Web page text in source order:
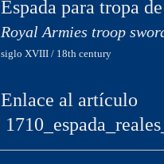
Espada para tropa
Royal Armies troop
siglo XVIII / 18th century
Enlace al artículo